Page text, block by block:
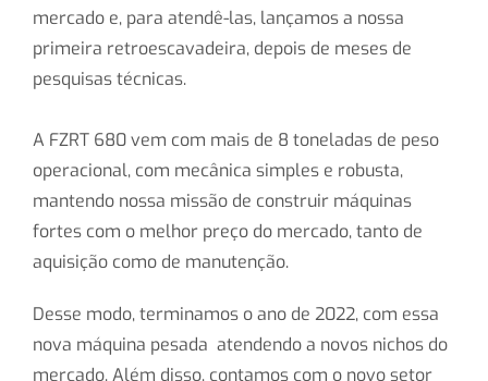
mercado e, para atendê-las, lançamos a nossa
primeira retroescavadeira, depois de meses de
pesquisas técnicas.
A FZRT 680 vem com mais de 8 toneladas de peso
operacional, com mecânica simples e robusta,
mantendo nossa missão de construir máquinas
fortes com o melhor preço do mercado, tanto de
aquisição como de manutenção.
Desse modo, terminamos o ano de 2022, com essa
nova máquina pesada atendendo a novos nichos do
mercado. Além disso, contamos com o novo setor